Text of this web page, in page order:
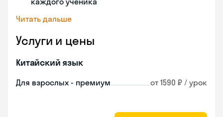
Читать дальше
Услуги и цены
Китайский язык
Для взрослых - премиум от 1590 ₽ / урок